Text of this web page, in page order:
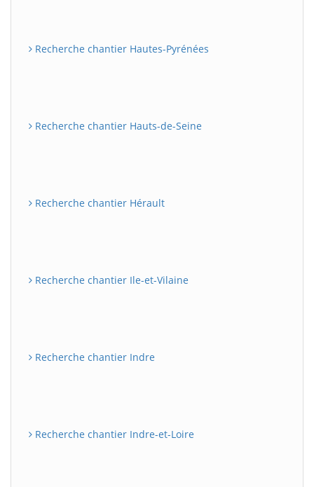
Recherche chantier Hautes-Pyrénées
Recherche chantier Hauts-de-Seine
Recherche chantier Hérault
Recherche chantier Ile-et-Vilaine
Recherche chantier Indre
Recherche chantier Indre-et-Loire